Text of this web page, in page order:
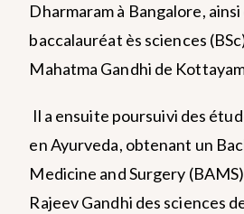
Dharmaram à Bangalore, ainsi
baccalauréat ès sciences
Mahatma Gandhi de
Il a ensuite poursuivi des
en Ayurveda, obtenant un
Medicine and Surgery
Rajeev Gandhi des sciences